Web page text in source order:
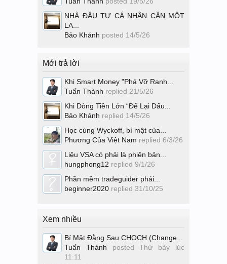
NHÀ ĐẦU TƯ CÁ NHÂN CẦN MỘT
LA...
Bảo Khánh posted 14/5/26
Mới trả lời
Khi Smart Money "Phá Vỡ Ranh...
Tuấn Thành replied 21/5/26
Khi Dòng Tiền Lớn “Để Lại Dấu...
Bảo Khánh replied 14/5/26
Học cùng Wyckoff, bí mật của...
Phương Của Việt Nam replied 6/3/26
Liệu VSA có phải là phiên bản...
hungphong12 replied 9/1/26
Phần mềm tradeguider phái...
beginner2020 replied 31/10/25
Xem nhiều
Bí Mật Đằng Sau CHOCH (Change...
Tuấn Thành postedThứ bảy lúc
11:11